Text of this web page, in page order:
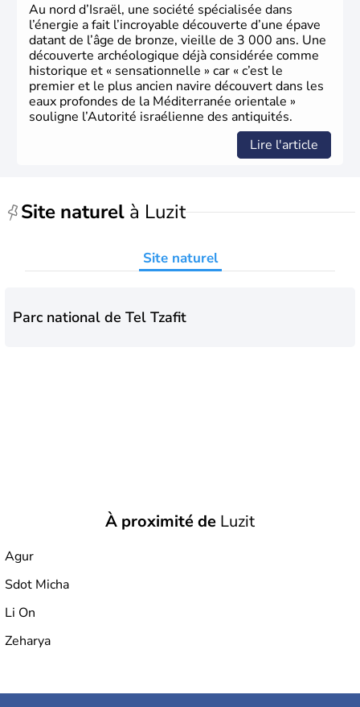
Au nord d’Israël, une société spécialisée dans
l’énergie a fait l’incroyable découverte d’une épave
datant de l’âge de bronze, vieille de 3 000 ans. Une
découverte archéologique déjà considérée comme
historique et « sensationnelle » car « c’est le
premier et le plus ancien navire découvert dans les
eaux profondes de la Méditerranée orientale »
souligne l’Autorité israélienne des antiquités.
Lire l'article
Site naturel à Luzit
Site naturel
Parc national de Tel Tzafit
À proximité de Luzit
Agur
Sdot Micha
Li On
Zeharya